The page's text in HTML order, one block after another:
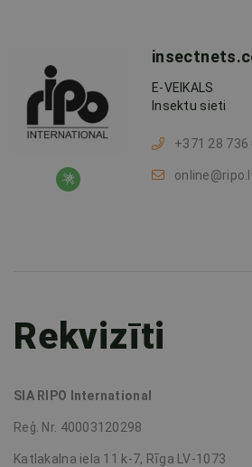
E-VEIKALS
Insektu sieti
+371 28 736
Rekvizīti
SIA RIPO International
Reģ. Nr. 40003120298
Katlakalna iela 11 k-7, Rīga LV-1073